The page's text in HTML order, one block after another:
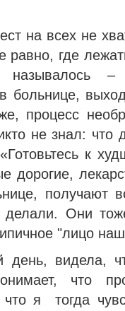
на всех не
равно, где
–
больнице,
процесс
не знал: что
к
дорогие,
получают
делали. Они
"лицо
видела,
что
я тогда